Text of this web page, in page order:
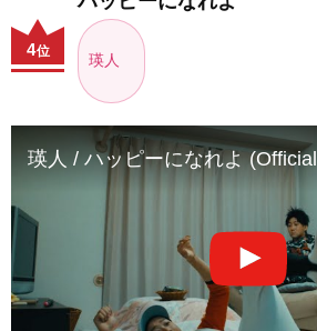
瑛人
4位
瑛人 / ハッピーになれよ